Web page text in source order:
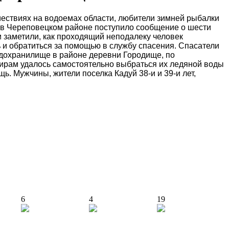
на водоемах области, любители зимней рыбалки
Череповецком районе поступило сообщение о шести
как проходящий неподалеку человек
обратиться за помощью в службу спасения. Спасатели
в районе деревни Городище, по
удалось самостоятельно выбраться их ледяной воды
Мужчины, жители поселка Кадуй 38-и и 39-и лет,
6 4 19